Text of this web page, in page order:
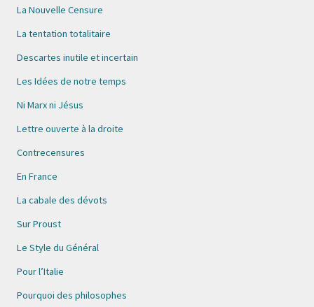
La Nouvelle Censure
La tentation totalitaire
Descartes inutile et incertain
Les Idées de notre temps
Ni Marx ni Jésus
Lettre ouverte à la droite
Contrecensures
En France
La cabale des dévots
Sur Proust
Le Style du Général
Pour l’Italie
Pourquoi des philosophes